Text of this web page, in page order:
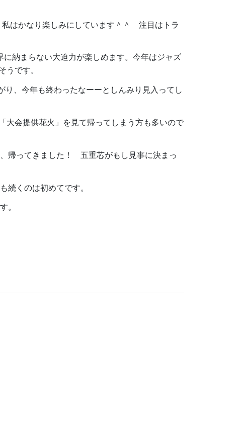
はかなり楽しみにしています＾＾ 注目はトラ
納まらない大迫力が楽しめます。今年はジャズ
うです。
、今年も終わったなーーとしんみり見入ってし
会提供花火」を見て帰ってしまう方も多いので
帰ってきました！ 五重芯がもし見事に決まっ
くのは初めてです。
。